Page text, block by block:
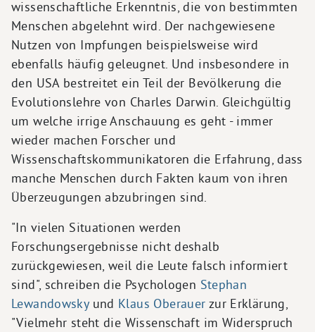
wissenschaftliche Erkenntnis, die von bestimmten
Menschen abgelehnt wird. Der nachgewiesene
Nutzen von Impfungen beispielsweise wird
ebenfalls häufig geleugnet. Und insbesondere in
den USA bestreitet ein Teil der Bevölkerung die
Evolutionslehre von Charles Darwin. Gleichgültig
um welche irrige Anschauung es geht - immer
wieder machen Forscher und
Wissenschaftskommunikatoren die Erfahrung, dass
manche Menschen durch Fakten kaum von ihren
Überzeugungen abzubringen sind.
"In vielen Situationen werden
Forschungsergebnisse nicht deshalb
zurückgewiesen, weil die Leute falsch informiert
sind", schreiben die Psychologen Stephan
Lewandowskyund Klaus Oberauer zur Erklärung,
"Vielmehr steht die Wissenschaft im Widerspruch